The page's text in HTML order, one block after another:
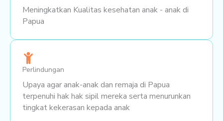
Meningkatkan Kualitas kesehatan anak - anak di
Papua
Perlindungan
Upaya agar anak-anak dan remaja di Papua
terpenuhi hak hak sipil mereka serta menurunkan
tingkat kekerasan kepada anak